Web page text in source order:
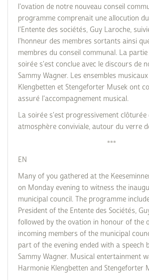
l'ovation de notre nouveau conseil
programme comprenait une allocution
l'Entente des sociétés, Guy Laroche,
l'honneur des membres sortants ainsi
membres du conseil communal. La
soirée s'est conclue avec le discours de
Sammy Wagner. Les ensembles
Klengbetten et Stengeforter Musek ont
assuré l'accompagnement musical.
La soirée s'est progressivement clôturée
atmosphère conviviale, autour du verre
***
EN
Many of you gathered at the
on Monday evening to witness the
municipal council. The programme
President of the Entente des Sociétés,
followed by the ovation in honour of the
incoming members of the municipal
part of the evening ended with a speech
Sammy Wagner. Musical entertainment
Harmonie Klengbetten and Stengeforter